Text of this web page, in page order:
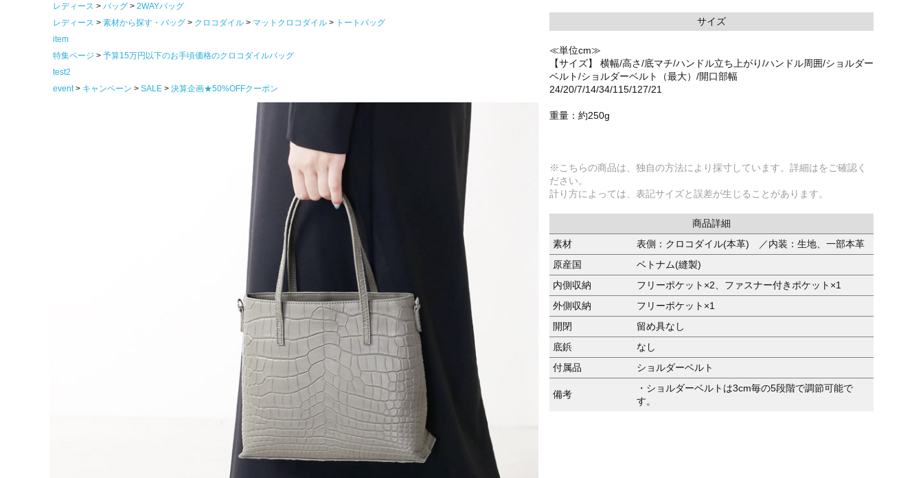
レディース バッグ
2WAYバッグ
レディース
素材から探す・バッグ クロコダイル マットクロコダイル
トートバッグ
item
特集ページ
予算15万円以下のお手頃価格のクロコダイルバッグ
test2
event
キャンペーン SALE 決算企画★50%OFFクーポン
サイズ
≪単位cm≫
【サイズ】 横幅/高さ/底マチ/ハンドル立ち上がり/ハンドル周囲/ショルダー
ベルト/ショルダーベルト（最大）/開口部幅
24/20/7/14/34/115/127/21
重量：約250g
※こちらの商品は、独自の方法により採寸しています。詳細はをご確認く
ださい。
計り方によっては、表記サイズと誤差が生じることがあります。
商品詳細
素材
表側：クロコダイル(本革) ／内装：生地、一部本革
原産国
ベトナム(縫製)
内側収納
フリーポケット×2、ファスナー付きポケット×1
外側収納
フリーポケット×1
開閉
留め具なし
底鋲
なし
付属品
ショルダーベルト
備考
・ショルダーベルトは3cm毎の5段階で調節可能で
す。